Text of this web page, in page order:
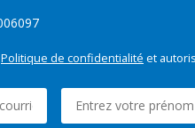
Politique de confidentialité et